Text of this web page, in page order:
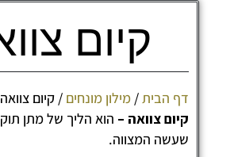
קיום צוואה
/מילון מונחים/ קיום צוואה
צוואה –הוא הליך של מתן תוקף לצוואה
המצווה.